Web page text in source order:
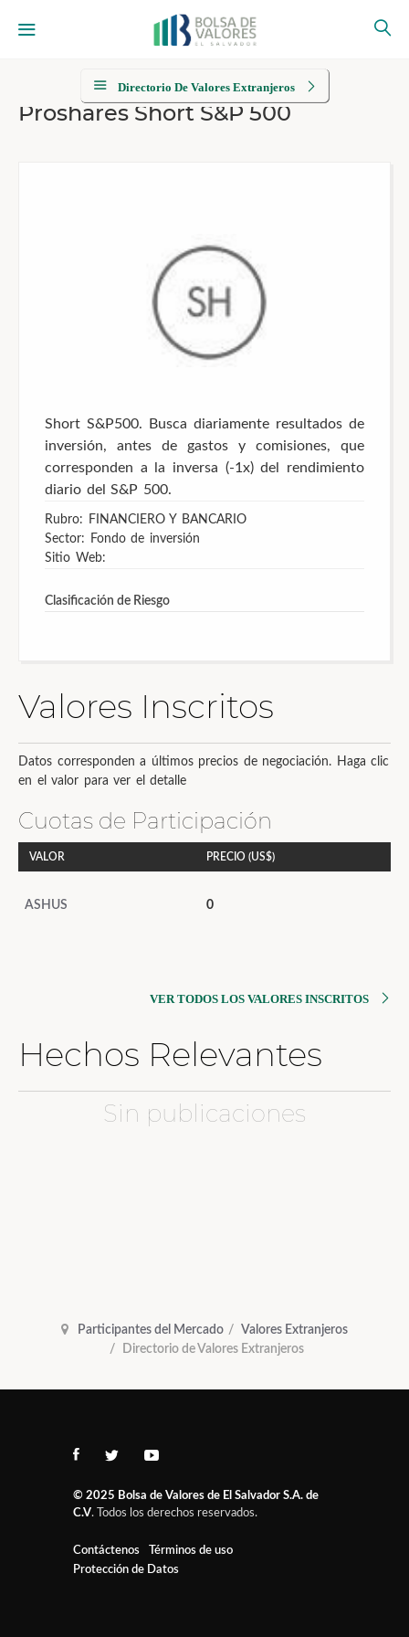
Directorio De Valores Extranjeros
Proshares Short S&P 500
Short S&P500. Busca diariamente resultados de
inversión, antes de gastos y comisiones, que
corresponden a la inversa (-1x) del rendimiento
diario del S&P 500.
Rubro: FINANCIERO Y BANCARIO
Sector: Fondo de inversión
Sitio Web:
Clasificación de Riesgo
Valores Inscritos
Datos corresponden a últimos precios de negociación. Haga clic
en el valor para ver el detalle
Cuotas de Participación
VALOR PRECIO (US$)
ASHUS 0
VER TODOS LOS VALORES INSCRITOS
Hechos Relevantes
Sin publicaciones
Participantes del Mercado
Valores Extranjeros
Directorio de Valores Extranjeros
© 2025 Bolsa de Valores de El Salvador S.A. de
C.V. Todos los derechos reservados.
Contáctenos
Términos de uso
Protección de Datos